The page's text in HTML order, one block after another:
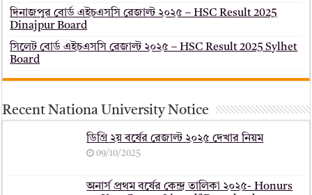
দিনাজপুর বোর্ড এইচএসসি রেজাল্ট ২০২৫ – HSC Result 2025
Dinajpur Board
সিলেট বোর্ড এইচএসসি রেজাল্ট ২০২৫ – HSC Result 2025 Sylhet
Board
Recent Nationa University Notice
ডিগ্রি ২য় বর্ষের রেজাল্ট ২০২৫ দেখার নিয়ম
09/10/2025
অনার্স প্রথম বর্ষের কেন্দ্র তালিকা ২০২৫- Honurs